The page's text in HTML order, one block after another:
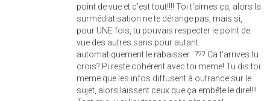
point de vue et c'est tout!!!! Toi t'aimes ça, alors la
surmédiatisation ne te dérange pas, mais si,
pour UNE fois, tu pouvais respecter le point de
vue des autres sans pour autant
automatiquement le rabaisser...??? Ca t'arrives tu
crois? Pi reste cohérent avec toi meme! Tu dis toi
meme que les infos diffusent à outrance sur le
sujet, alors laissent ceux que ça embête le dire!!!!